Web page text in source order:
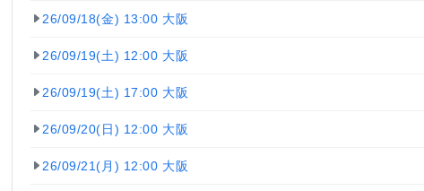
26/09/18(金) 13:00 大阪
26/09/19(土) 12:00 大阪
26/09/19(土) 17:00 大阪
26/09/20(日) 12:00 大阪
26/09/21(月) 12:00 大阪